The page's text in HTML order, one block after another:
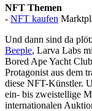
NFT Themen
- NFT kaufen
Und dann sind da
Beeple, Larva Labs
Bored Ape Yacht
Protagonist aus dem
diese NFT-Künstler.
ein- bis zweistellige
internationalen